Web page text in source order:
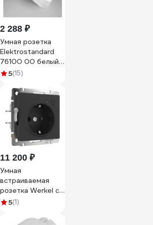
2 288 ₽
Умная розетка
Elektrostandard
76100 00 белый,
3500W a054335
5(15)
11 200 ₽
Умная
встраиваемая
розетка Werkel с
заземлением, с
шторками, черный
5(1)